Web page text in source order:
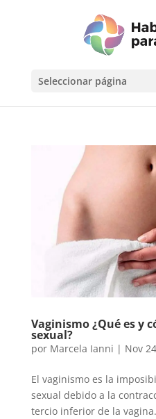
Seleccionar página
Vaginismo ¿Qué es y
sexual?
por Marcela Ianni | Nov
El vaginismo es la
sexual debido a la
tercio inferior de la